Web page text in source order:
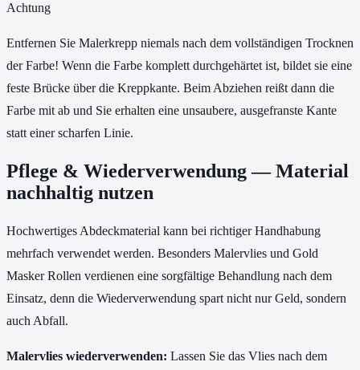
Achtung
Entfernen Sie Malerkrepp niemals nach dem vollständigen Trocknen
der Farbe! Wenn die Farbe komplett durchgehärtet ist, bildet sie eine
feste Brücke über die Kreppkante. Beim Abziehen reißt dann die
Farbe mit ab und Sie erhalten eine unsaubere, ausgefranste Kante
statt einer scharfen Linie.
Pflege & Wiederverwendung — Material
nachhaltig nutzen
Hochwertiges Abdeckmaterial kann bei richtiger Handhabung
mehrfach verwendet werden. Besonders Malervlies und Gold
Masker Rollen verdienen eine sorgfältige Behandlung nach dem
Einsatz, denn die Wiederverwendung spart nicht nur Geld, sondern
auch Abfall.
Malervlies wiederverwenden: Lassen Sie das Vlies nach dem